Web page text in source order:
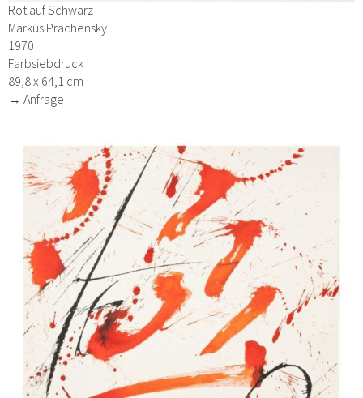
Rot auf Schwarz
Markus Prachensky
1970
Farbsiebdruck
89,8 x 64,1 cm
→ Anfrage